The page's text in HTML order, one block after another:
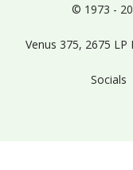
© 1973 -
Venus 375, 2675 LP
Socials